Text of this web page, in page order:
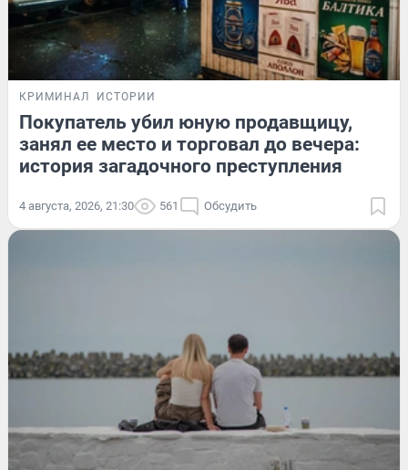
КРИМИНАЛ ИСТОРИИ
Покупатель убил юную продавщицу,
занял ее место и торговал до вечера:
история загадочного преступления
4 августа, 2026, 21:30 561 Обсудить